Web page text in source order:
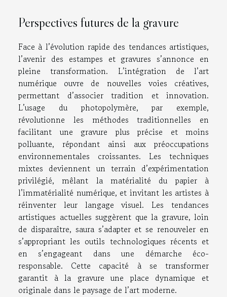
Perspectives futures de la gravure
Face à l’évolution rapide des tendances artistiques,
l’avenir des estampes et gravures s’annonce en
pleine transformation. L’intégration de l’art
numérique ouvre de nouvelles voies créatives,
permettant d’associer tradition et innovation.
L’usage du photopolymère, par exemple,
révolutionne les méthodes traditionnelles en
facilitant une gravure plus précise et moins
polluante, répondant ainsi aux préoccupations
environnementales croissantes. Les techniques
mixtes deviennent un terrain d’expérimentation
privilégié, mêlant la matérialité du papier à
l’immatérialité numérique, et invitant les artistes à
réinventer leur langage visuel. Les tendances
artistiques actuelles suggèrent que la gravure, loin
de disparaître, saura s’adapter et se renouveler en
s’appropriant les outils technologiques récents et
en s’engageant dans une démarche éco-
responsable. Cette capacité à se transformer
garantit à la gravure une place dynamique et
originale dans le paysage de l’art moderne.